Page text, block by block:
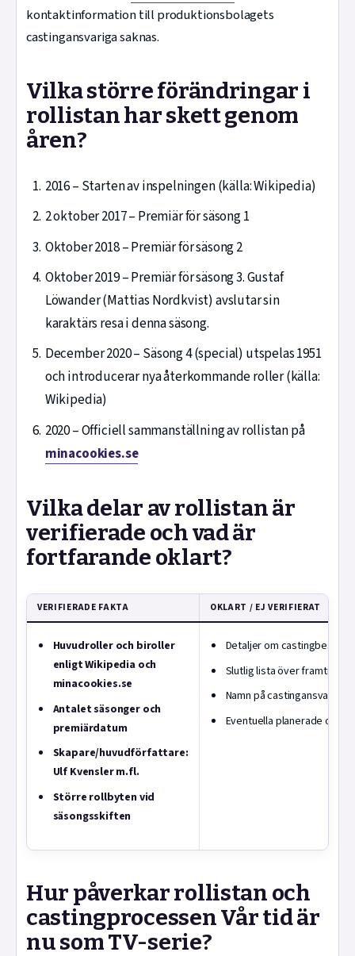
kontaktinformation till produktionsbolagets
castingansvariga saknas.
Vilka större förändringar i
rollistan har skett genom
åren?
2016– Starten av inspelningen (källa: Wikipedia)
2 oktober 2017– Premiär för säsong 1
Oktober 2018– Premiär för säsong 2
Oktober 2019– Premiär för säsong 3. Gustaf
Löwander (Mattias Nordkvist) avslutar sin
karaktärs resa i denna säsong.
December 2020– Säsong 4 (special) utspelas 1951
och introducerar nya återkommande roller (källa:
Wikipedia)
2020– Officiell sammanställning av rollistan på
minacookies.se
Vilka delar av rollistan är
verifierade och vad är
fortfarande oklart?
VERIFIERADE FAKTA OKLART / EJ VERIFIERAT
Huvudroller och biroller
enligt Wikipedia och
minacookies.se
Antalet säsonger och
premiärdatum
Skapare/huvudförfattare:
Ulf Kvensler m.fl.
Större rollbyten vid
säsongsskiften
Detaljer om castingbeslut
Slutlig lista över framtida
Namn på castingansvariga
Eventuella planerade
Hur påverkar rollistan och
castingprocessen Vår tid är
nu som TV-serie?